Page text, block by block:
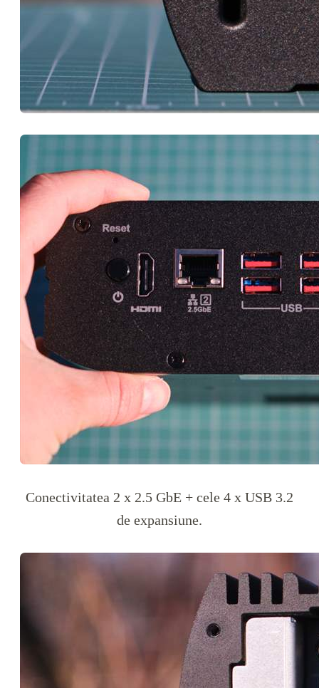
Conectivitatea 2 x 2.5 GbE + cele 4 x USB 3.2
de expansiune.